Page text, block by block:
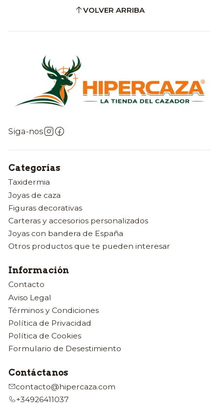
VOLVER ARRIBA
Siga-nos
Categorías
Taxidermia
Joyas de caza
Figuras decorativas
Carteras y accesorios personalizados
Joyas con bandera de España
Otros productos que te pueden interesar
Información
Contacto
Aviso Legal
Términos y Condiciones
Política de Privacidad
Política de Cookies
Formulario de Desestimiento
Contáctanos
contacto@hipercaza.com
+34926411037